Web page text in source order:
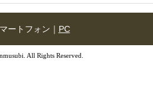
ートフォン｜ PC
All Rights Reserved.